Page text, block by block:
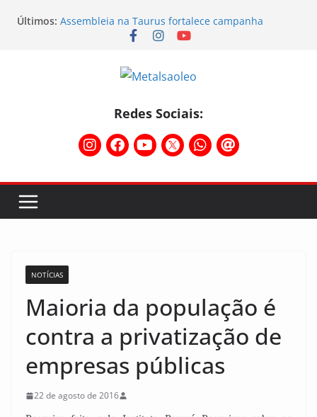
Últimos: Assembleia na Taurus fortalece campanha
salarial e mostra a força da categoria que exige
Nota de repúdio
Conselho Diretivo da CNM/CUT debate indústria e
Temporal destelha Ginásio Bigornão
Assembleia na Taurus – Campanha salarial
2026/2027
Redes Sociais:
NOTÍCIAS
Maioria da população é
contra a privatização de
empresas públicas
22 de agosto de 2016